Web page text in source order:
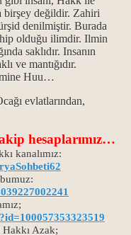
birşey değildir. Zahiri
denilmiştir. Burada
olduğu ilimdir. Ilmin
saklıdır. Insanın
ve mantığıdır.
Huu…
evlatlarından,
hesaplarımız…
kanalımız:
Azak;